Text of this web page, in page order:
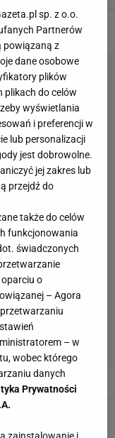
NAJNOWSZE
i
sp. z o.o.
Partnerów
powiązaną z
dane osobowe
plików
plikach do celów
wyświetlania
i preferencji w
lub personalizacji
jest dobrowolne.
jej zakres lub
przejdź do
także do celów
funkcjonowania
świadczonych
o
– Agora
– w
wobec którego
danych
Prywatności